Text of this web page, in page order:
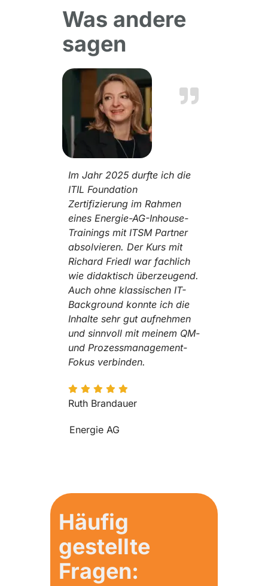
Was andere
sagen
Im Jahr 2025 durfte ich die
ITIL Foundation
Zertifizierung im Rahmen
eines Energie-AG-Inhouse-
Trainings mit ITSM Partner
absolvieren. Der Kurs mit
Richard Friedl war fachlich
wie didaktisch überzeugend.
Auch ohne klassischen IT-
Background konnte ich die
Inhalte sehr gut aufnehmen
und sinnvoll mit meinem QM-
und Prozessmanagement-
Fokus verbinden.
Ruth Brandauer
Energie AG
Häufig
gestellte
Fragen: